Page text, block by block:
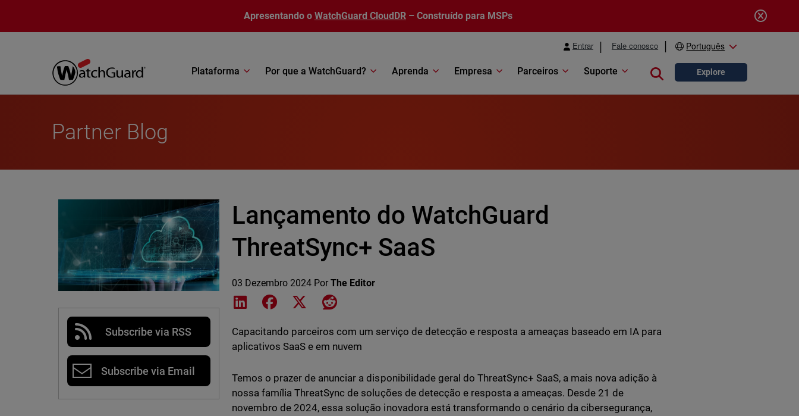
Apresentando o WatchGuard CloudDR – Construído para MSPs
Entrar Fale conosco Português
Plataforma Por que a WatchGuard? Aprenda Empresa Parceiros Suporte Close search
Explore
Partner Blog
Subscribe via RSS
Subscribe via Email
Lançamento do WatchGuard
ThreatSync+ SaaS
03 Dezembro 2024 PorThe Editor
Share on LinkedIn
Share on Facebook
Share on XShare on Reddit
Capacitando parceiros com um serviço de detecção e resposta a ameaças baseado em IA para
aplicativos SaaS e em nuvem
Temos o prazer de anunciar a disponibilidade geral do ThreatSync+ SaaS, a mais nova adição à
nossa família ThreatSync de soluções de detecção e resposta a ameaças. Desde 21 de
novembro de 2024, essa solução inovadora está transformando o cenário da cibersegurança,